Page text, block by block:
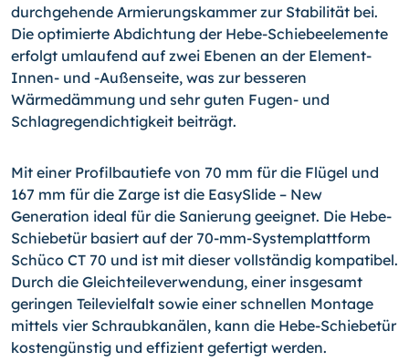
durchgehende Armierungskammer zur Stabilität bei.
Die optimierte Abdichtung der Hebe-Schiebeelemente
erfolgt umlaufend auf zwei Ebenen an der Element-
Innen- und -Außenseite, was zur besseren
Wärmedämmung und sehr guten Fugen- und
Schlagregendichtigkeit beiträgt.
Mit einer Profilbautiefe von 70 mm für die Flügel und
167 mm für die Zarge ist die EasySlide – New
Generation ideal für die Sanierung geeignet. Die Hebe-
Schiebetür basiert auf der 70-mm-Systemplattform
Schüco CT 70 und ist mit dieser vollständig kompatibel.
Durch die Gleichteileverwendung, einer insgesamt
geringen Teilevielfalt sowie einer schnellen Montage
mittels vier Schraubkanälen, kann die Hebe-Schiebetür
kostengünstig und effizient gefertigt werden.